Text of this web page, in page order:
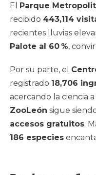
El Parque
recibido 443,114
recientes lluvias
Palote al 60 %,
Por su parte, el
registrado 18,706
acercando la ciencia
ZooLeón sigue
accesos gratuitos.
186 especies